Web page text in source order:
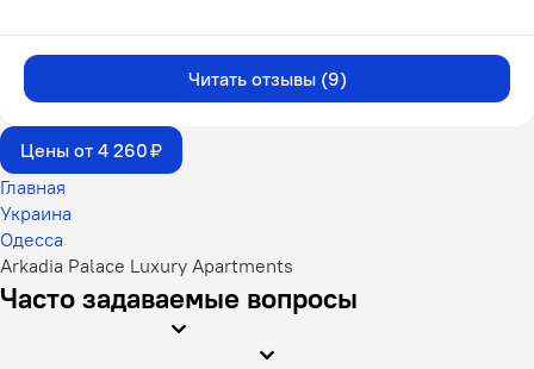
Читать отзывы (9)
Цены от 4 260 ₽
Главная
Украина
Одесса
Arkadia Palace Luxury Apartments
Часто задаваемые вопросы